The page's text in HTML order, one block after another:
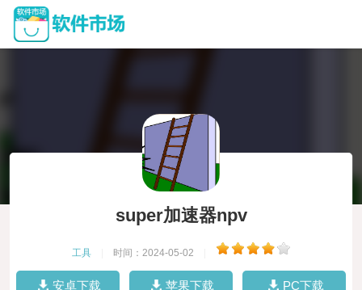
super加速器npv
工具 时间：2024-05-02
安卓下载 苹果下载 PC下载